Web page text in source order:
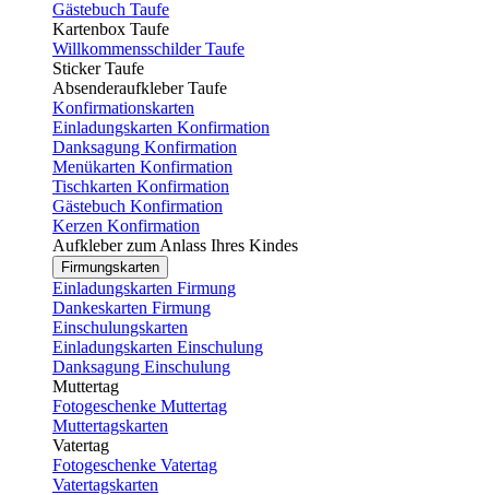
Gästebuch Taufe
Kartenbox Taufe
Willkommensschilder Taufe
Sticker Taufe
Absenderaufkleber Taufe
Konfirmationskarten
Einladungskarten Konfirmation
Danksagung Konfirmation
Menükarten Konfirmation
Tischkarten Konfirmation
Gästebuch Konfirmation
Kerzen Konfirmation
Aufkleber zum Anlass Ihres Kindes
Firmungskarten
Einladungskarten Firmung
Dankeskarten Firmung
Einschulungskarten
Einladungskarten Einschulung
Danksagung Einschulung
Muttertag
Fotogeschenke Muttertag
Muttertagskarten
Vatertag
Fotogeschenke Vatertag
Vatertagskarten